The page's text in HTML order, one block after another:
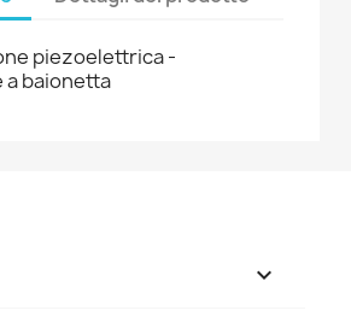
piezoelettrica -
a baionetta
